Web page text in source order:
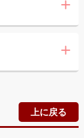
上に戻る